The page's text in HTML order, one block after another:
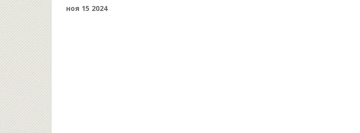
авто менее подвержены этому процессу. В
ноя 15 2024